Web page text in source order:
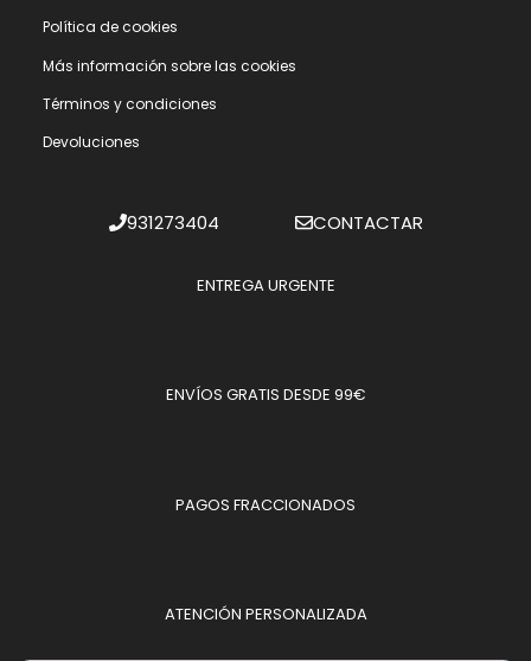
Polí­tica de cookies
Más información sobre las cookies
Términos y condiciones
Devoluciones
931273404 CONTACTAR
ENTREGA URGENTE
ENVÍOS GRATIS DESDE 99€
PAGOS FRACCIONADOS
ATENCIÓN PERSONALIZADA